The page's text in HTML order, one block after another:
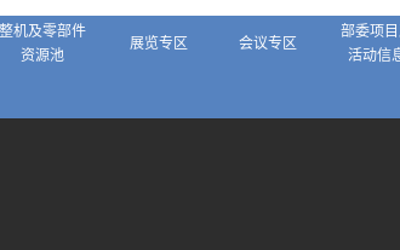
整机及零部件
资源池
展览专区 会议专区
部委项
活动信